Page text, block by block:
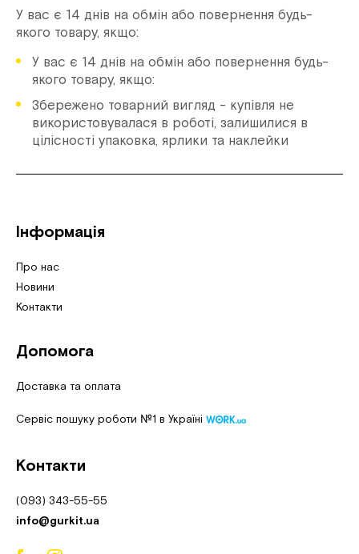
У вас є 14 днів на обмін або повернення будь-
якого товару, якщо:
У вас є 14 днів на обмін або повернення будь-
якого товару, якщо:
Збережено товарний вигляд - купівля не
використовувалася в роботі, залишилися в
цілісності упаковка, ярлики та наклейки
Інформація
Про нас
Новини
Контакти
Допомога
Доставка та оплата
Сервіс пошуку роботи №1 в Україні
Контакти
(093) 343-55-55
info@gurkit.ua